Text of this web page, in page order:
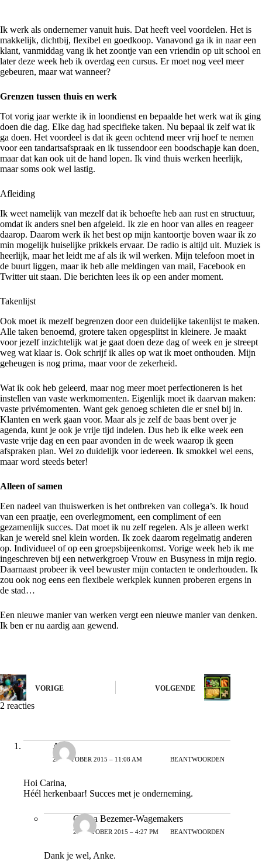
Ik werk als ondernemer vanuit huis. Dat heeft veel voordelen. Het is
makkelijk, dichtbij, flexibel en goedkoop. Vanavond ga ik in naar een
klant, vanmiddag vang ik het zoontje van een vriendin op uit school en
later deze week heb ik overdag een cursus. Er moet nog veel meer
gebeuren, maar wat wanneer?
Grenzen tussen thuis en werk
Tot vorig jaar werkte ik in loondienst en bepaalde het werk wat ik ging
doen die dag. Elke dag had specifieke taken. Nu bepaal ik zelf wat ik
ga doen. Het voordeel is dat ik geen ochtend meer vrij hoef te nemen
voor een tandartsafspraak en ik tussendoor een boodschapje kan doen,
maar dat kan ook uit de hand lopen. Ik vind thuis werken heerlijk,
maar soms ook wel lastig.
Afleiding
Ik weet namelijk van mezelf dat ik behoefte heb aan rust en structuur,
omdat ik anders snel ben afgeleid. Ik zie en hoor van alles en reageer
daarop. Daarom werk ik het best op mijn kantoortje boven waar ik zo
min mogelijk huiselijke prikkels ervaar. De radio is altijd uit. Muziek is
heerlijk, maar het leidt me af als ik wil werken. Mijn telefoon moet in
de buurt liggen, maar ik heb alle meldingen van mail, Facebook en
Twitter uit staan. Die berichten lees ik op een ander moment.
Takenlijst
Ook moet ik mezelf begrenzen door een duidelijke takenlijst te maken.
Alle taken benoemd, grotere taken opgesplitst in kleinere. Je maakt
voor jezelf inzichtelijk wat je gaat doen deze dag of week en je streept
weg wat klaar is. Ook schrijf ik alles op wat ik moet onthouden. Mijn
geheugen is nog prima, maar voor de zekerheid.
Wat ik ook heb geleerd, maar nog meer moet perfectioneren is het
instellen van vaste werkmomenten. Eigenlijk moet ik daarvan maken:
vaste privémomenten. Want gek genoeg schieten die er snel bij in.
Klanten en werk gaan voor. Maar als je zelf de baas bent over je
agenda, kunt je ook je vrije tijd indelen. Dus heb ik elke week een
vaste vrije dag en een paar avonden in de week waarop ik geen
afspraken plan. Wel zo duidelijk voor iedereen. Ik smokkel wel eens,
maar word steeds beter!
Alleen of samen
Een nadeel van thuiswerken is het ontbreken van collega’s. Ik houd
van een praatje, een overlegmoment, een compliment of een
gezamenlijk succes. Dat moet ik nu zelf regelen. Als je alleen werkt
kan je wereld snel klein worden. Ik zoek daarom regelmatig anderen
op. Individueel of op een groepsbijeenkomst. Vorige week heb ik me
ingeschreven bij een netwerkgroep Vrouw en Busyness in mijn regio.
Daarnaast probeer ik veel bewuster mijn contacten te onderhouden. Ik
zou ook nog eens een flexibele werkplek kunnen proberen ergens in
de stad…
Een nieuwe manier van werken vergt een nieuwe manier van denken.
Ik ben er nu aardig aan gewend.
VORIGE VOLGENDE
2 reacties
Anke
27 OKTOBER 2015 – 11:08 AM BEANTWOORDEN
Hoi Carina,
Héél herkenbaar! Succes met je onderneming.
Carina Bezemer-Wagemakers
27 OKTOBER 2015 – 4:27 PM BEANTWOORDEN
Dank je wel, Anke.